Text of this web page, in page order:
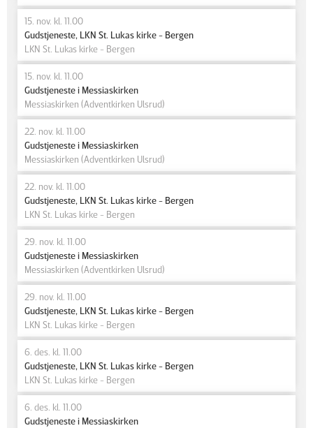
15. nov. kl. 11.00
Gudstjeneste, LKN St. Lukas kirke - Bergen
LKN St. Lukas kirke - Bergen
15. nov. kl. 11.00
Gudstjeneste i Messiaskirken
Messiaskirken (Adventkirken Ulsrud)
22. nov. kl. 11.00
Gudstjeneste i Messiaskirken
Messiaskirken (Adventkirken Ulsrud)
22. nov. kl. 11.00
Gudstjeneste, LKN St. Lukas kirke - Bergen
LKN St. Lukas kirke - Bergen
29. nov. kl. 11.00
Gudstjeneste i Messiaskirken
Messiaskirken (Adventkirken Ulsrud)
29. nov. kl. 11.00
Gudstjeneste, LKN St. Lukas kirke - Bergen
LKN St. Lukas kirke - Bergen
6. des. kl. 11.00
Gudstjeneste, LKN St. Lukas kirke - Bergen
LKN St. Lukas kirke - Bergen
6. des. kl. 11.00
Gudstjeneste i Messiaskirken